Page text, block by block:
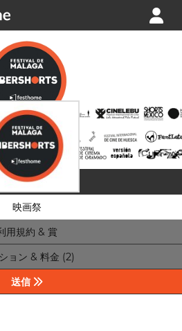
映画祭
用規約 & 賞
ョン & 料金 (2)
送信